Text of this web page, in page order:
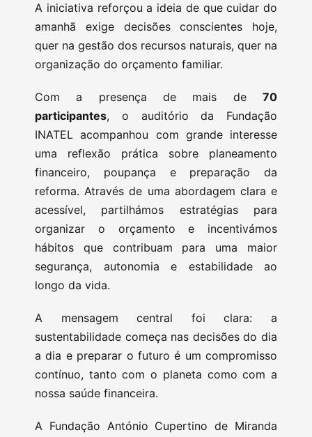
A iniciativa reforçou a ideia de que cuidar do
amanhã exige decisões conscientes hoje,
quer na gestão dos recursos naturais, quer na
organização do orçamento familiar.
Com a presença de mais de 70
participantes, o auditório da Fundação
INATEL acompanhou com grande interesse
uma reflexão prática sobre planeamento
financeiro, poupança e preparação da
reforma. Através de uma abordagem clara e
acessível, partilhámos estratégias para
organizar o orçamento e incentivámos
hábitos que contribuam para uma maior
segurança, autonomia e estabilidade ao
longo da vida.
A mensagem central foi clara: a
sustentabilidade começa nas decisões do dia
a dia e preparar o futuro é um compromisso
contínuo, tanto com o planeta como com a
nossa saúde financeira.
A Fundação António Cupertino de Miranda